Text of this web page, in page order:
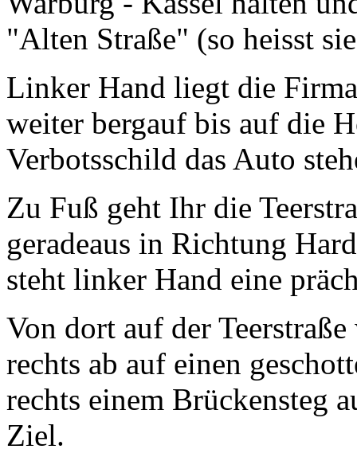
"Alten Straße" (so heisst
Linker Hand liegt die
weiter bergauf bis auf die
Verbotsschild das Auto
Zu Fuß geht Ihr die
geradeaus in Richtung
steht linker Hand eine
Von dort auf der
rechts ab auf einen
rechts einem Brückensteg
Ziel.